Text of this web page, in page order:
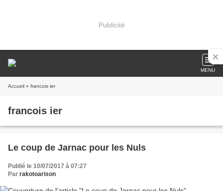
Publicité
MENU
Accueil » francois ier
francois ier
Le coup de Jarnac pour les Nuls
Publié le 10/07/2017 à 07:27
Par rakotoarison